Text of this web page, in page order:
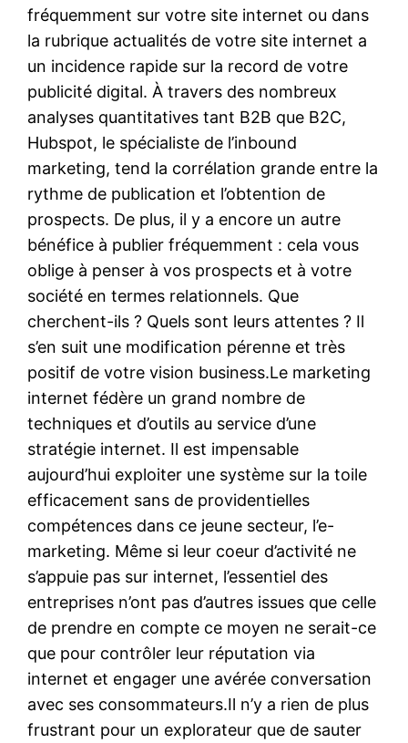
fréquemment sur votre site internet ou dans
la rubrique actualités de votre site internet a
un incidence rapide sur la record de votre
publicité digital. À travers des nombreux
analyses quantitatives tant B2B que B2C,
Hubspot, le spécialiste de l’inbound
marketing, tend la corrélation grande entre la
rythme de publication et l’obtention de
prospects. De plus, il y a encore un autre
bénéfice à publier fréquemment : cela vous
oblige à penser à vos prospects et à votre
société en termes relationnels. Que
cherchent-ils ? Quels sont leurs attentes ? Il
s’en suit une modification pérenne et très
positif de votre vision business.Le marketing
internet fédère un grand nombre de
techniques et d’outils au service d’une
stratégie internet. Il est impensable
aujourd’hui exploiter une système sur la toile
efficacement sans de providentielles
compétences dans ce jeune secteur, l’e-
marketing. Même si leur coeur d’activité ne
s’appuie pas sur internet, l’essentiel des
entreprises n’ont pas d’autres issues que celle
de prendre en compte ce moyen ne serait-ce
que pour contrôler leur réputation via
internet et engager une avérée conversation
avec ses consommateurs.Il n’y a rien de plus
frustrant pour un explorateur que de sauter